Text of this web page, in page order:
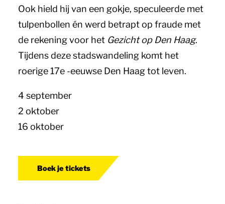
Ook hield hij van een gokje, speculeerde met
tulpenbollen én werd betrapt op fraude met
de rekening voor het Gezicht op Den Haag.
Tijdens deze stadswandeling komt het
roerige 17e -eeuwse Den Haag tot leven.
4 september
2 oktober
16 oktober
Boek je tickets